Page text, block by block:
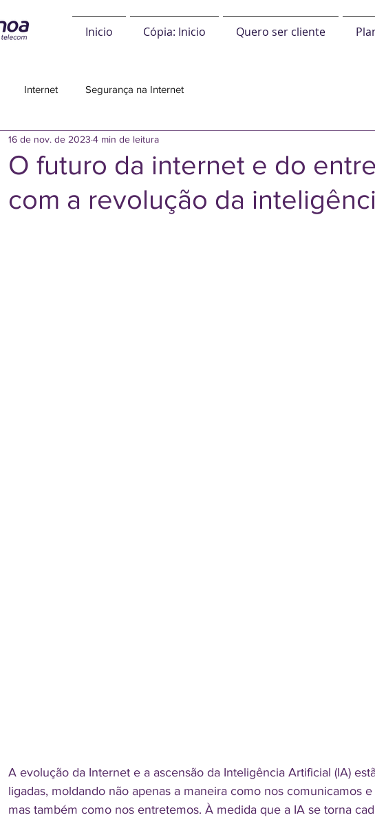
Inicio Cópia: Inicio Quero ser cliente
Internet Segurança na Internet
O futuro da internet e do
com a revolução da
16 de nov. de 2023 4 min de leitura
A evolução da Internet e a ascensão da Inteligência Artificial (IA)
ligadas, moldando não apenas a maneira como nos comunicamos
mas também como nos entretemos. À medida que a IA se torna